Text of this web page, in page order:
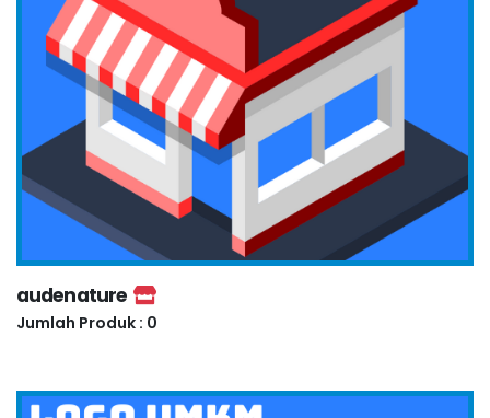
audenature
Jumlah Produk : 0